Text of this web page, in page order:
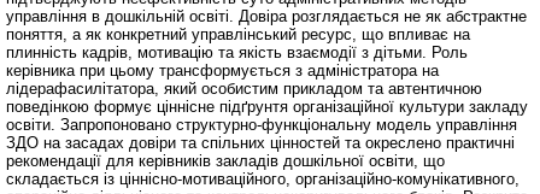
управління в дошкільній освіті. Довіра розглядається не як абстрактне
поняття, а як конкретний управлінський ресурс, що впливає на
плинність кадрів, мотивацію та якість взаємодії з дітьми. Роль
керівника при цьому трансформується з адміністратора на
лідерафасилітатора, який особистим прикладом та автентичною
поведінкою формує ціннісне підґрунтя організаційної культури закладу
освіти. Запропоновано структурно-функціональну модель управління
ЗДО на засадах довіри та спільних цінностей та окреслено практичні
рекомендації для керівників закладів дошкільної освіти, що
складається із ціннісно-мотиваційного, організаційно-комунікативного,